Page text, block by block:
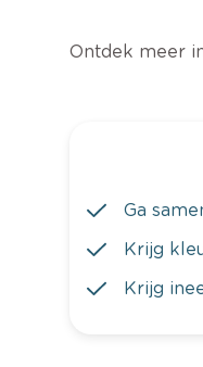
Ontdek meer
Ga
Krijg
Krijg